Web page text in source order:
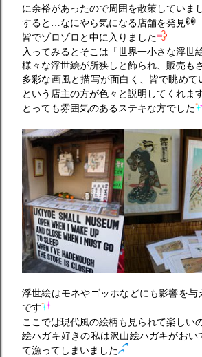
に余裕があったので周囲を散策していま
すると…なにやら気になる店舗を発見
皆でゾロゾロと中に入りました
入ってみるとそこは「世界一小さな浮世
様々な浮世絵が所狭しと飾られ、販売も
多彩な画風と描写が面白く、皆で眺めて
という店主の方が色々と説明してくれま
とっても雰囲気のあるステキな方でした
浮世絵はモネやゴッホなどにも影響を与
です
ここでは現代風の絵柄も見られて楽しい
絵ハガキ好きの私は沢山絵ハガキがおい
て漁ってしまいました